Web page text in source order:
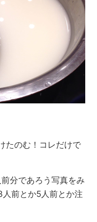
たのむ！コレだけで
分であろう写真をみ
前とか5人前とか注